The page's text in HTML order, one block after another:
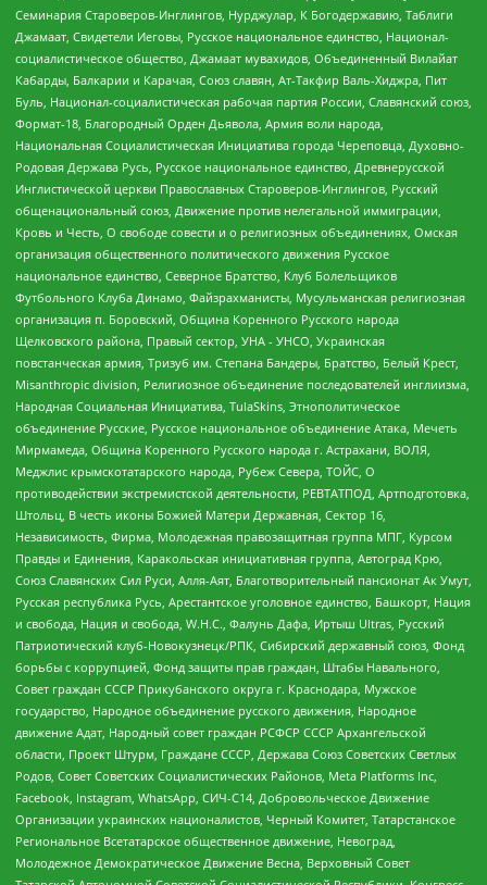
Семинария Староверов-Инглингов, Нурджулар, К Богодержавию, Таблиги
Джамаат, Свидетели Иеговы, Русское национальное единство, Национал-
социалистическое общество, Джамаат мувахидов, Объединенный Вилайат
Кабарды, Балкарии и Карачая, Союз славян, Ат-Такфир Валь-Хиджра, Пит
Буль, Национал-социалистическая рабочая партия России, Славянский союз,
Формат-18, Благородный Орден Дьявола, Армия воли народа,
Национальная Социалистическая Инициатива города Череповца, Духовно-
Родовая Держава Русь, Русское национальное единство, Древнерусской
Инглистической церкви Православных Староверов-Инглингов, Русский
общенациональный союз, Движение против нелегальной иммиграции,
Кровь и Честь, О свободе совести и о религиозных объединениях, Омская
организация общественного политического движения Русское
национальное единство, Северное Братство, Клуб Болельщиков
Футбольного Клуба Динамо, Файзрахманисты, Мусульманская религиозная
организация п. Боровский, Община Коренного Русского народа
Щелковского района, Правый сектор, УНА - УНСО, Украинская
повстанческая армия, Тризуб им. Степана Бандеры, Братство, Белый Крест,
Misanthropic division, Религиозное объединение последователей инглиизма,
Народная Социальная Инициатива, TulaSkins, Этнополитическое
объединение Русские, Русское национальное объединение Атака, Мечеть
Мирмамеда, Община Коренного Русского народа г. Астрахани, ВОЛЯ,
Меджлис крымскотатарского народа, Рубеж Севера, ТОЙС, О
противодействии экстремистской деятельности, РЕВТАТПОД, Артподготовка,
Штольц, В честь иконы Божией Матери Державная, Сектор 16,
Независимость, Фирма, Молодежная правозащитная группа МПГ, Курсом
Правды и Единения, Каракольская инициативная группа, Автоград Крю,
Союз Славянских Сил Руси, Алля-Аят, Благотворительный пансионат Ак Умут,
Русская республика Русь, Арестантское уголовное единство, Башкорт, Нация
и свобода, Нация и свобода, W.H.С., Фалунь Дафа, Иртыш Ultras, Русский
Патриотический клуб-Новокузнецк/РПК, Сибирский державный союз, Фонд
борьбы с коррупцией, Фонд защиты прав граждан, Штабы Навального,
Совет граждан СССР Прикубанского округа г. Краснодара, Мужское
государство, Народное объединение русского движения, Народное
движение Адат, Народный совет граждан РСФСР СССР Архангельской
области, Проект Штурм, Граждане СССР, Держава Союз Советских Светлых
Родов, Совет Советских Социалистических Районов, Meta Platforms Inc,
Facebook, Instagram, WhatsApp, СИЧ-С14, Добровольческое Движение
Организации украинских националистов, Черный Комитет, Татарстанское
Региональное Всетатарское общественное движение, Невоград,
Молодежное Демократическое Движение Весна, Верховный Совет